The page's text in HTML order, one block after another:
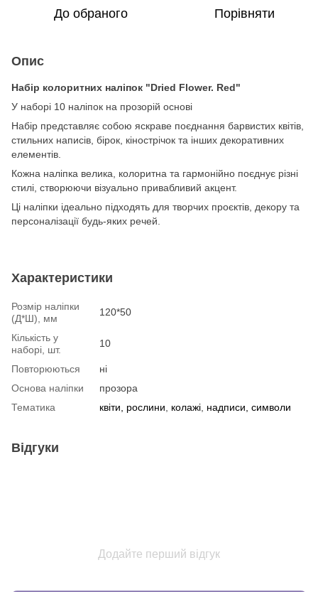
До обраного Порівняти
Опис
Набір колоритних наліпок "Dried Flower. Red"
У наборі 10 наліпок на прозорій основі
Набір представляє собою яскраве поєднання барвистих квітів,
стильних написів, бірок, кінострічок та інших декоративних
елементів.
Кожна наліпка велика, колоритна та гармонійно поєднує різні
стилі, створюючи візуально привабливий акцент.
Ці наліпки ідеально підходять для творчих проєктів, декору та
персоналізації будь-яких речей.
Характеристики
Розмір наліпки
(Д*Ш), мм
120*50
Кількість у
наборі, шт.
10
Повторюються
ні
Основа наліпки
прозора
Тематика
квіти, рослини колажі надписи, символи
Відгуки
Додайте перший відгук